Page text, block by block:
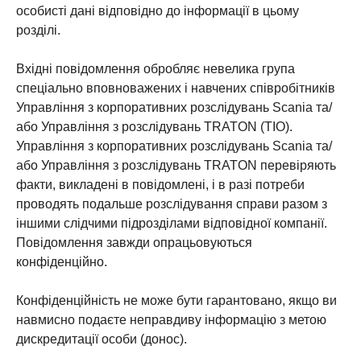
особисті дані відповідно до інформації в цьому
розділі.
Вхідні повідомлення обробляє невелика група
спеціально вповноважених і навчених співробітників
Управління з корпоративних розслідувань Scania та/
або Управління з розслідувань TRATON (TIO).
Управління з корпоративних розслідувань Scania та/
або Управління з розслідувань TRATON перевіряють
факти, викладені в повідомлені, і в разі потреби
проводять подальше розслідування справи разом з
іншими слідчими підрозділами відповідної компанії.
Повідомлення завжди опрацьовуються
конфіденційно.
Конфіденційність не може бути гарантовано, якщо ви
навмисно подаєте неправдиву інформацію з метою
дискредитації особи (донос).